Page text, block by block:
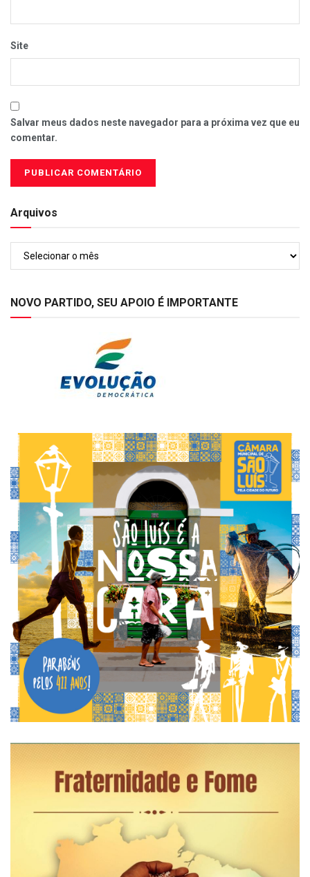
Site
Salvar meus dados neste navegador para a próxima vez que eu
comentar.
Arquivos
Arquivos
NOVO PARTIDO, SEU APOIO É IMPORTANTE